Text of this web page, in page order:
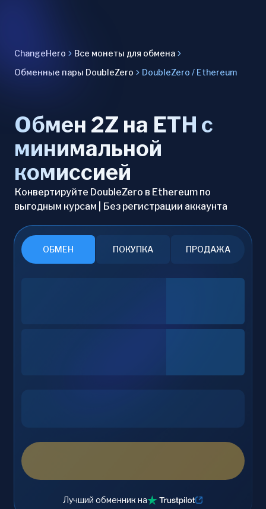
ChangeHero
Все монеты для обмена
Обменные пары DoubleZero
DoubleZero / Ethereum
Обмен 2Z на ETH с
минимальной
комиссией
Конвертируйте DoubleZero в Ethereum по
выгодным курсам | Без регистрации аккаунта
ОБМЕН ПОКУПКА ПРОДАЖА
Лучший обменник на